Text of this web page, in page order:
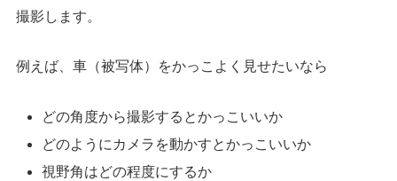
撮影します。
例えば、車（被写体）をかっこよく見せたいなら
どの角度から撮影するとかっこいいか
どのようにカメラを動かすとかっこいいか
視野角はどの程度にするか